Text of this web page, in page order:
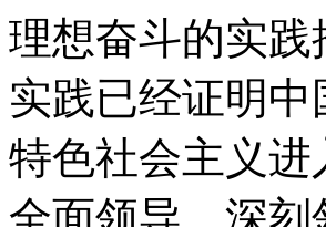
理想奋斗的实
实践已经证明
特色社会主义